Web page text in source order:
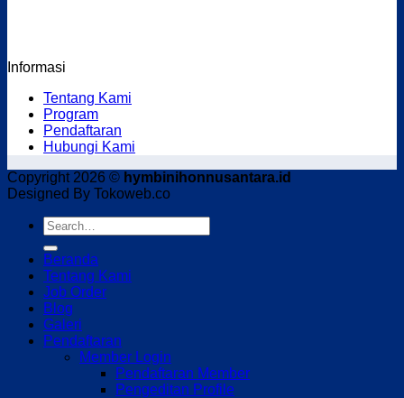
Informasi
Tentang Kami
Program
Pendaftaran
Hubungi Kami
Copyright 2026 © hymbinihonnusantara.id
Designed By Tokoweb.co
Beranda
Tentang Kami
Job Order
Blog
Galeri
Pendaftaran
Member Login
Pendaftaran Member
Pengeditan Profile